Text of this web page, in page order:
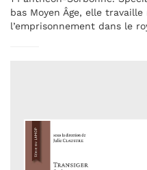
bas Moyen Âge, elle
l’emprisonnement dans le